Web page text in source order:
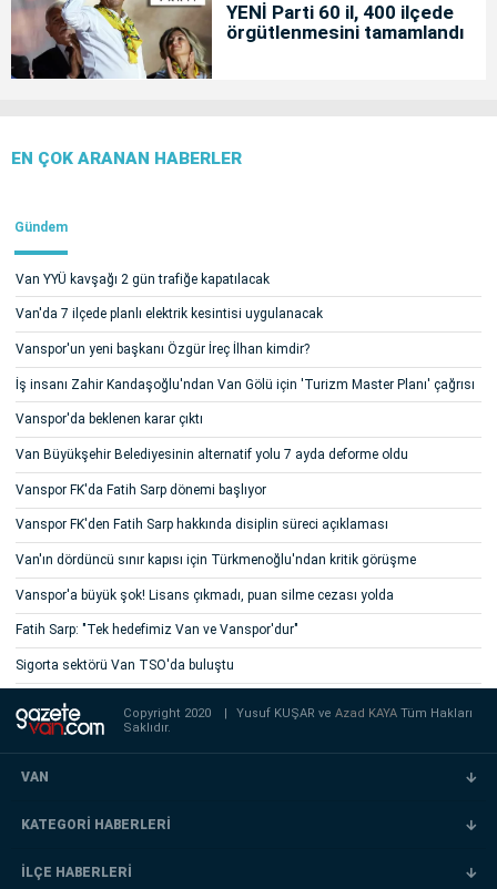
YENİ Parti 60 il, 400 ilçede
örgütlenmesini tamamlandı
EN ÇOK ARANAN HABERLER
Gündem
Van YYÜ kavşağı 2 gün trafiğe kapatılacak
Van'da 7 ilçede planlı elektrik kesintisi uygulanacak
Vanspor'un yeni başkanı Özgür İreç İlhan kimdir?
İş insanı Zahir Kandaşoğlu'ndan Van Gölü için 'Turizm Master Planı' çağrısı
Vanspor'da beklenen karar çıktı
Van Büyükşehir Belediyesinin alternatif yolu 7 ayda deforme oldu
Vanspor FK'da Fatih Sarp dönemi başlıyor
Vanspor FK'den Fatih Sarp hakkında disiplin süreci açıklaması
Van'ın dördüncü sınır kapısı için Türkmenoğlu'ndan kritik görüşme
Vanspor'a büyük şok! Lisans çıkmadı, puan silme cezası yolda
Fatih Sarp: "Tek hedefimiz Van ve Vanspor'dur"
Sigorta sektörü Van TSO'da buluştu
Copyright 2020 | Yusuf KUŞAR veAzad KAYATüm Hakları
Saklıdır.
VAN
KATEGORİ HABERLERİ
İLÇE HABERLERİ